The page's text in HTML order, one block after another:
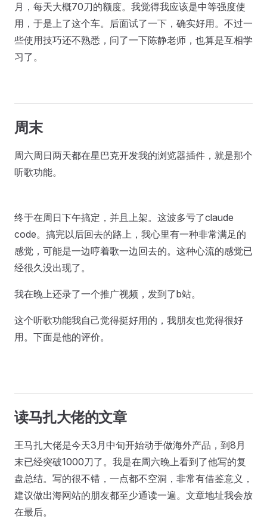
月，每天大概70刀的额度。我觉得我应该是中等强度使
用，于是上了这个车。后面试了一下，确实好用。不过一
些使用技巧还不熟悉，问了一下陈静老师，也算是互相学
习了。
周末
周六周日两天都在星巴克开发我的浏览器插件，就是那个
听歌功能。
终于在周日下午搞定，并且上架。这波多亏了claude
code。搞完以后回去的路上，我心里有一种非常满足的
感觉，可能是一边哼着歌一边回去的。这种心流的感觉已
经很久没出现了。
我在晚上还录了一个推广视频，发到了b站。
这个听歌功能我自己觉得挺好用的，我朋友也觉得很好
用。下面是他的评价。
读马扎大佬的文章
王马扎大佬是今天3月中旬开始动手做海外产品，到8月
末已经突破1000刀了。我是在周六晚上看到了他写的复
盘总结。写的很不错，一点都不空洞，非常有借鉴意义，
建议做出海网站的朋友都至少通读一遍。文章地址我会放
在最后。